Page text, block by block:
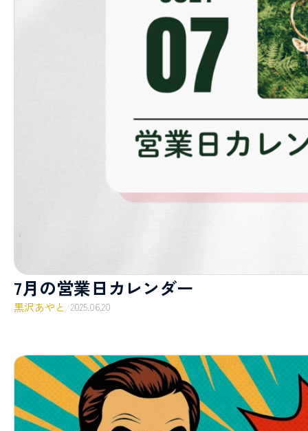
7月の営業日カレンダー
黒沢あやと 2025.06.20